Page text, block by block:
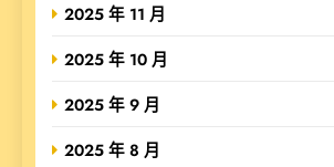
2025 年 11 月
2025 年 10 月
2025 年 9 月
2025 年 8 月